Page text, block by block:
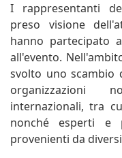
I rappresentanti
preso visione
hanno partecipato
all'evento.
svolto uno scambio
organizzazioni
internazionali, tra
nonché esperti e
provenienti da